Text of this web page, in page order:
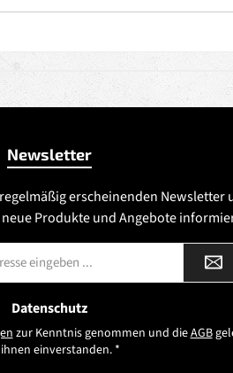
Newsletter
erscheinenden Newsletter
Produkte und Angebote
Datenschutz
zur Kenntnis genommen und dieAGB
ihnen einverstanden. *